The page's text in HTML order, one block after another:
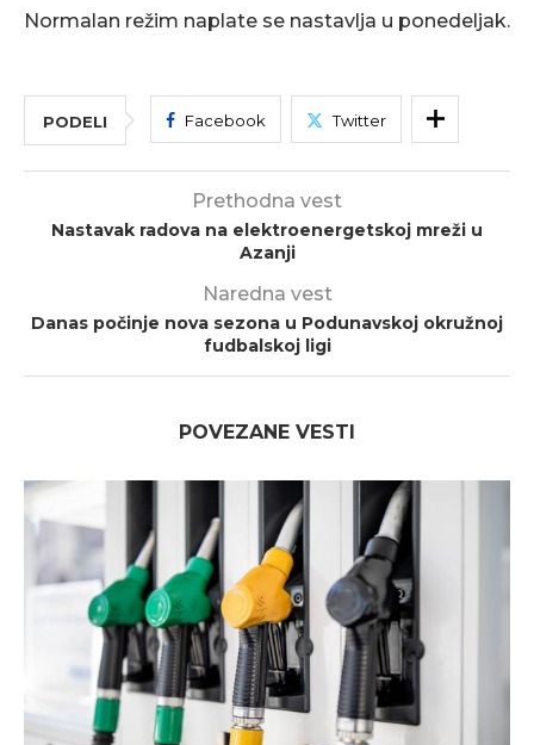
Normalan režim naplate se nastavlja u ponedeljak.
PODELI Facebook Twitter
Prethodna vest
Nastavak radova na elektroenergetskoj mreži u
Azanji
Naredna vest
Danas počinje nova sezona u Podunavskoj okružnoj
fudbalskoj ligi
POVEZANE VESTI